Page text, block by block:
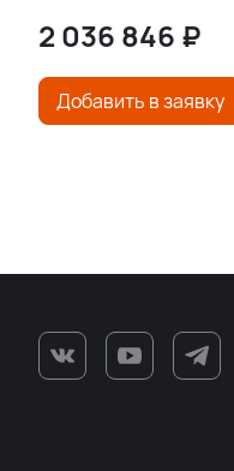
2 036 846 ₽
Добавить в заявку